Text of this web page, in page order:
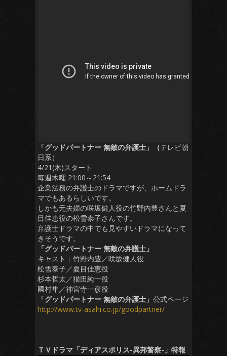
「グッドパートナー 無敵の弁護士」（テレビ朝
日系）
4/21(木)スタート
毎週木曜 21:00～21:54
企業法務の弁護士のドラマですが、ホームドラ
マでもあるらしいです。
しかも元夫婦の咲坂健人役の竹野内豊さんと夏
目佳恵役の松雪泰子さんです。
弁護士ドラマの中でも見やすいドラマになって
きそうです。
「グッドパートナー 無敵の弁護士」
キャスト：竹野内豊／咲坂健人役
松雪泰子／夏目佳恵役
杉本哲太／猫田純一役
國村隼／神宮寺一彦役
「グッドパートナー 無敵の弁護士」 公式ページ
http://www.tv-asahi.co.jp/goodpartner/
ＴＶドラマ「ディアスポリス-異邦警察-」特報